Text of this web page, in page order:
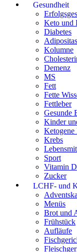
Gesundheit
Keto und
Diabetes
Adipositas
Kolumne
Demenz
MS
Fett
Fette
Fettleber
Gesunde
Kinder
Ketogene
Krebs
Sport
Vitamin D
Zucker
LCHF- und
Menüs
Brot und
Frühstück
Aufläufe